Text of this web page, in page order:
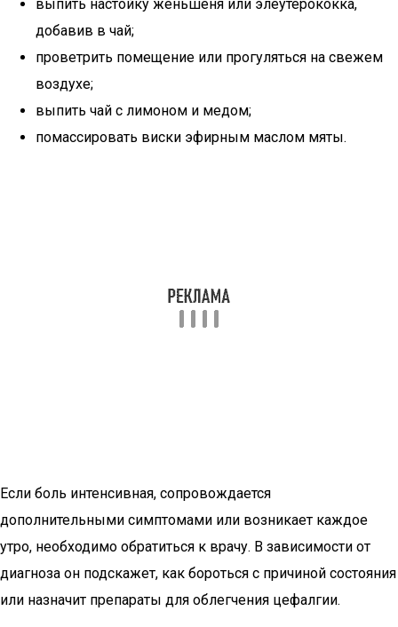
выпить настойку женьшеня или элеутерококка,
добавив в чай;
проветрить помещение или прогуляться на свежем
воздухе;
выпить чай с лимоном и медом;
помассировать виски эфирным маслом мяты.
Если боль интенсивная, сопровождается
дополнительными симптомами или возникает каждое
утро, необходимо обратиться к врачу. В зависимости от
диагноза он подскажет, как бороться с причиной состояния
или назначит препараты для облегчения цефалгии.